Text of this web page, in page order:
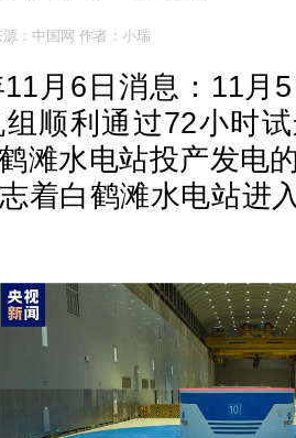
源：中国网 作者：小瑞
6日消息：11月5
顺利通过72小时
滩水电站投产发电
着白鹤滩水电站进